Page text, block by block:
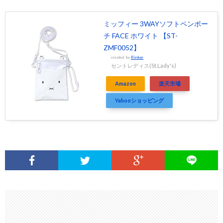
ミッフィー 3WAYソフトペンポー
チ FACE ホワイト 【ST-
ZMF0052】
created by Rinker
セントレディス(St.Lady's)
Amazon 楽天市場
Yahooショッピング